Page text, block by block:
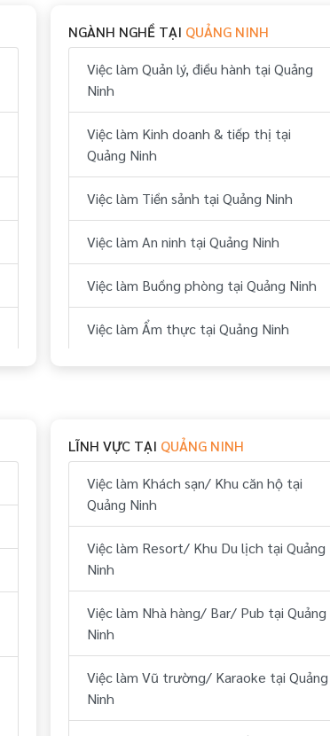
NGÀNH NGHỀ TẠI QUẢNG NINH
Việc làm Quản lý, điều hành tại Quảng
Ninh
Việc làm Kinh doanh & tiếp thị tại
Quảng Ninh
Việc làm Tiền sảnh tại Quảng Ninh
Việc làm An ninh tại Quảng Ninh
Việc làm Buồng phòng tại Quảng Ninh
Việc làm Ẩm thực tại Quảng Ninh
Việc làm Vui chơi & giải trí tại Quảng
Ninh
Việc làm Hành chính, nhân sự tại Quảng
Ninh
Việc làm Tài chính, kế toán tại Quảng
Ninh
Việc làm Kỹ thuật tại Quảng Ninh
Việc làm Lái xe tại Quảng Ninh
LĨNH VỰC TẠI QUẢNG NINH
Việc làm Khách sạn/ Khu căn hộ tại
Quảng Ninh
Việc làm Resort/ Khu Du lịch tại Quảng
Ninh
Việc làm Nhà hàng/ Bar/ Pub tại Quảng
Ninh
Việc làm Vũ trường/ Karaoke tại Quảng
Ninh